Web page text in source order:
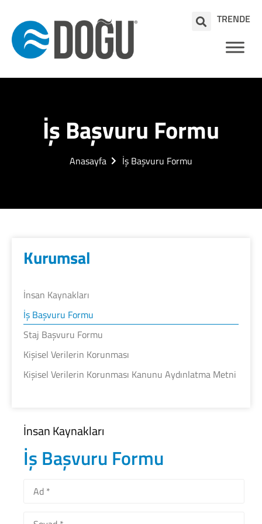
TRENDE
İş Başvuru Formu
Anasayfa İş Başvuru Formu
Kurumsal
İnsan Kaynakları
İş Başvuru Formu
Staj Başvuru Formu
Kişisel Verilerin Korunması
Kişisel Verilerin Korunması Kanunu Aydınlatma Metni
İnsan Kaynakları
İş Başvuru Formu